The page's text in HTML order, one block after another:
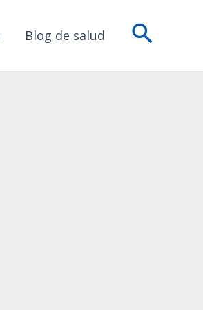
Blog de salud